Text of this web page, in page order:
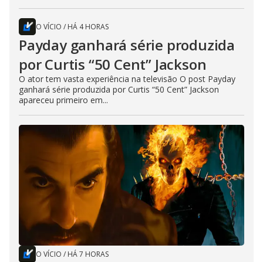
O VÍCIO / HÁ 4 HORAS
Payday ganhará série produzida
por Curtis “50 Cent” Jackson
O ator tem vasta experiência na televisão O post Payday
ganhará série produzida por Curtis “50 Cent” Jackson
apareceu primeiro em...
O VÍCIO / HÁ 7 HORAS